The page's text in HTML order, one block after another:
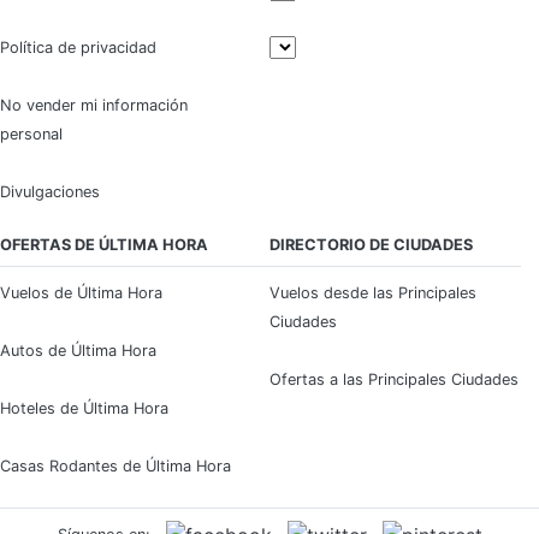
Política de privacidad
No vender mi información
personal
Divulgaciones
OFERTAS DE ÚLTIMA HORA
Vuelos de Última Hora
Autos de Última Hora
Hoteles de Última Hora
Casas Rodantes de Última Hora
DIRECTORIO DE CIUDADES
Vuelos desde las Principales
Ciudades
Ofertas a las Principales Ciudades